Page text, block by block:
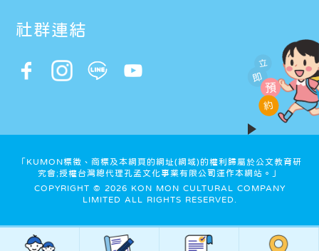
立
即
預
約
社群連結
「KUMON標徵、商標及本網頁的網址(網域)的權利歸屬於公文教育研
究會;授權台灣總代理孔孟文化事業有限公司運作本網站。」
COPYRIGHT © 2026 KON MON CULTURAL COMPANY
LIMITED ALL RIGHTS RESERVED.